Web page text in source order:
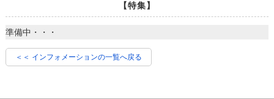
【特集】
準備中・・・
＜＜ インフォメーションの一覧へ戻る